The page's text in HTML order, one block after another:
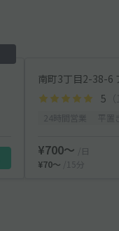
南町3丁目2-38-6
5
¥700〜
/日
¥70〜
/15分